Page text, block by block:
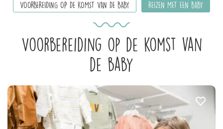
VOORBEREIDING OP DE KOMST VAN DE BABY REIZEN MET EEN BABY
Voorbereiding op de komst van
de baby